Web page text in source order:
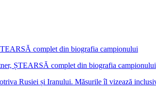
ȘTEARSĂ complet din biografia campionului